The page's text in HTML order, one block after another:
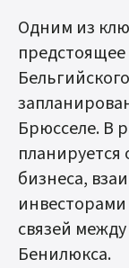
Одним из
предстоящее
Брюсселе. В
бизнеса,
связей
Бенилюкса.